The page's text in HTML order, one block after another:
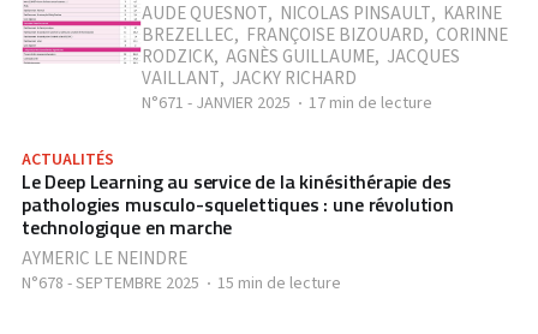
AUDE QUESNOT, NICOLAS PINSAULT, KARINE
BREZELLEC, FRANÇOISE BIZOUARD, CORINNE
RODZICK, AGNÈS GUILLAUME, JACQUES
VAILLANT, JACKY RICHARD
N°671 - JANVIER 2025 17 min de lecture
ACTUALITÉS
Le Deep Learning au service de la kinésithérapie des
pathologies musculo-squelettiques : une révolution
technologique en marche
AYMERIC LE NEINDRE
N°678 - SEPTEMBRE 2025 15 min de lecture